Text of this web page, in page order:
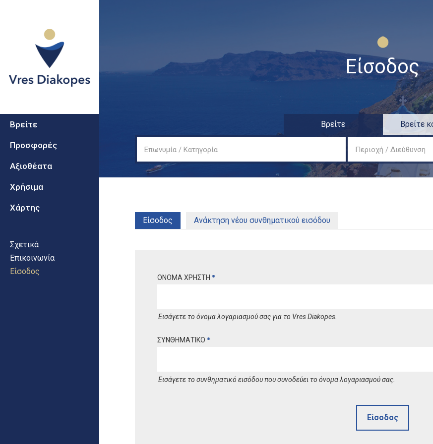
Vres
Diakopes
Secondary
Βρείτε
Προσφορές
Αξιοθέατα
Χρήσιμα
Χάρτης
Σχετικά
Επικοινωνία
Είσοδος
Είσοδος
Βρείτε Βρείτε
Επωνυμία / Κατηγορία Περιοχή / Διεύθυνση
Είσοδος (ενεργή καρτέλα)
Ανάκτηση νέου συνθηματικού εισόδου
ΟΝΟΜΑ ΧΡΗΣΤΗ *
Εισάγετε το όνομα λογαριασμού σας για το Vres Diakopes.
ΣΥΝΘΗΜΑΤΙΚΟ *
Εισάγετε το συνθηματικό εισόδου που συνοδεύει το όνομα λογαριασμού σας.